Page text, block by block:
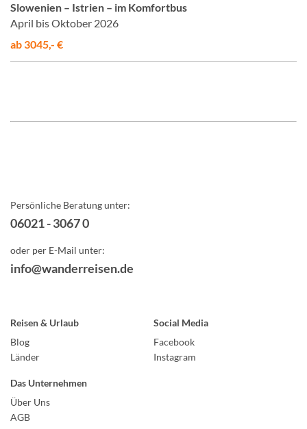
Slowenien – Istrien – im Komfortbus
April bis Oktober 2026
ab 3045,- €
Persönliche Beratung unter:
06021 - 3067 0
oder per E-Mail unter:
info@wanderreisen.de
Reisen & Urlaub
Blog
Länder
Social Media
Facebook
Instagram
Das Unternehmen
Über Uns
AGB